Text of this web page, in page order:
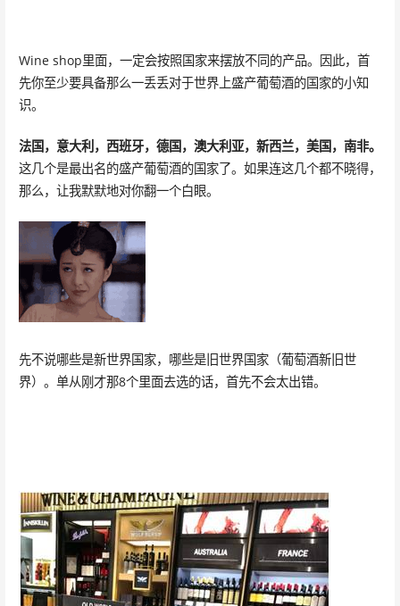
Wine shop里面，一定会按照国家来摆放不同的产品。因此，首
先你至少要具备那么一丢丢对于世界上盛产葡萄酒的国家的小知
识。
法国，意大利，西班牙，德国，澳大利亚，新西兰，美国，南非。
这几个是最出名的盛产葡萄酒的国家了。如果连这几个都不晓得，
那么，让我默默地对你翻一个白眼。
先不说哪些是新世界国家，哪些是旧世界国家（葡萄酒新旧世
界）。单从刚才那8个里面去选的话，首先不会太出错。